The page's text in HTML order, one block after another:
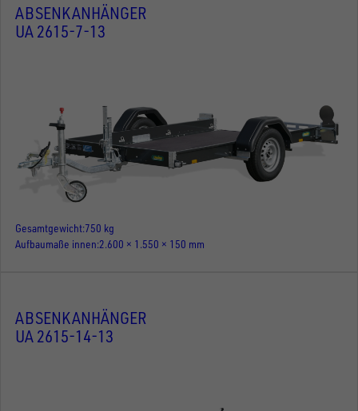
ABSENKANHÄNGER
UA 2615-7-13
Gesamtgewicht 750 kg
Aufbaumaße innen 2.600 × 1.550 × 150 mm
ABSENKANHÄNGER
UA 2615-14-13